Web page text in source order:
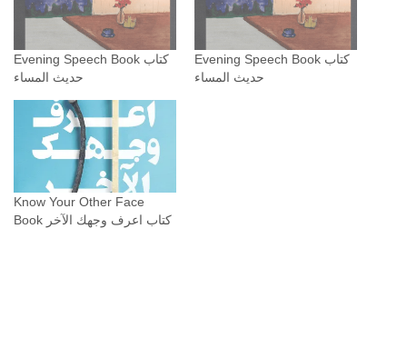
ا
‬
q
u
a
n
i
t
Evening Speech Book كتاب
حديث المساء
Evening Speech Book كتاب
حديث المساء
Know Your Other Face
Book كتاب اعرف وجهك الآخر